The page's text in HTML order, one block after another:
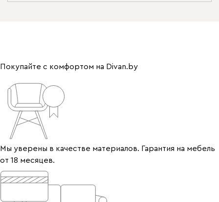
Покупайте с комфортом на Divan.by
Мы уверены в качестве материалов. Гарантия на мебель
от 18 месяцев.